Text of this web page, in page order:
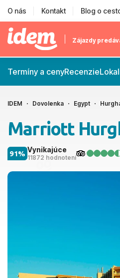
O nás Kontakt Blog o
Zájazdy
Termíny a cenyRecenzie
IDEM Dovolenka Egypt
Marriott
Vynikajúce
11872 hodnotení
91%